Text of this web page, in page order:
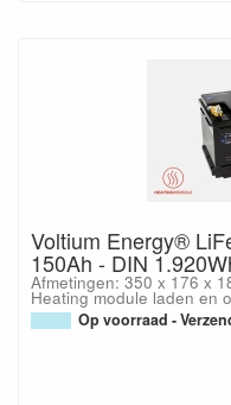
Voltium Energy®
150Ah - DIN
Afmetingen: 350 x 176 x
Heating module laden en
Op voorraad -